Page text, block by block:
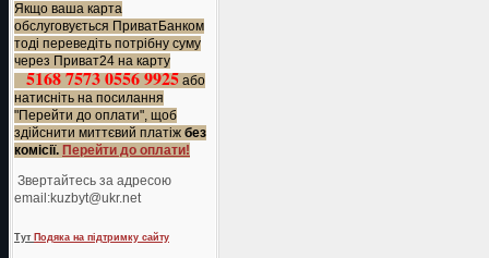
Якщо ваша карта
обслуговується ПриватБанком
тоді переведіть потрібну суму
через Приват24 на карту
5168 7573 0556 9925 або
натисніть на посилання
"Перейти до оплати", щоб
здійснити миттєвий платіж без
комісії. Перейти до оплати!
Звертайтесь за адресою
еmail:kuzbyt@ukr.net
Тут Подяка на підтримку сайту